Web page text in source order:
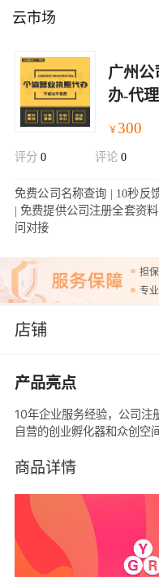
云市场
广州公
办-代
￥ 300
评分 0 评论 0
免费公司名称查询 | 10秒反
| 免费提供公司注册全套资
问对接
担
专
店铺
产品亮点
10年企业服务经验，公司注
自营的创业孵化器和众创空
商品详情